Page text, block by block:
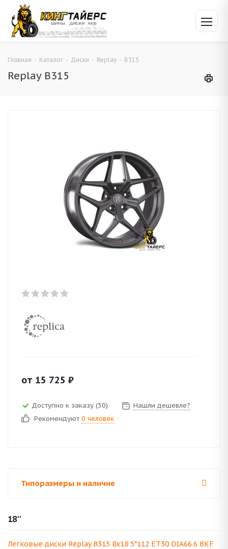
Главная - Каталог - Диски - Replay - B315
Replay B315
от 15 725 ₽
Доступно к заказу (30)
Нашли дешевле?
Рекомендуют 0 человек
Типоразмеры и наличие
18''
Легковые диски Replay B315 8x18 5*112 ET30 DIA66.6 BKF